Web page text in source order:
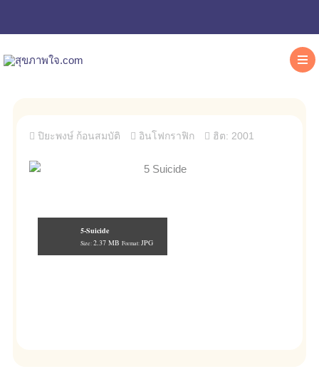
ปิยะพงษ์ ก้อนสมบัติ อินโฟกราฟิก ฮิต: 2001
5-Suicide
Size: 2.37 MB Format: JPG